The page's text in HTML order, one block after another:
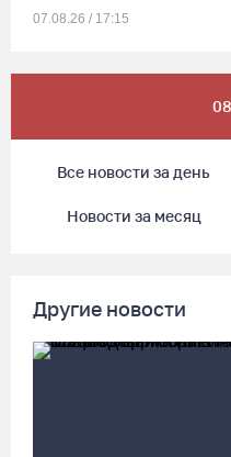
07.08.26 / 17:15
07.08.26 / 16:46
Под Харовском пьяный
технического жира
Все новости за день
Новости за месяц
Другие новости